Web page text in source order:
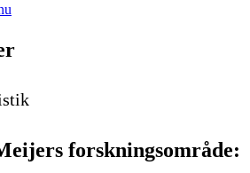
forskningsområde: